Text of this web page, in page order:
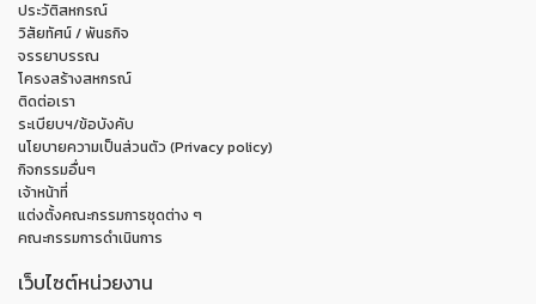
ประวัติสหกรณ์
วิสัยทัศน์ / พันธกิจ
จรรยาบรรณ
โครงสร้างสหกรณ์
ติดต่อเรา
ระเบียบฯ/ข้อบังคับ
นโยบายความเป็นส่วนตัว (Privacy policy)
กิจกรรมอื่นๆ
เจ้าหน้าที่
แต่งตั้งคณะกรรมการชุดต่าง ๆ
คณะกรรมการดำเนินการ
เว็บไซต์หน่วยงาน